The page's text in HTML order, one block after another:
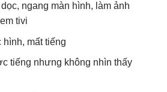
ngang màn hình, làm ảnh
tivi
mất tiếng
tiếng nhưng không nhìn thấy